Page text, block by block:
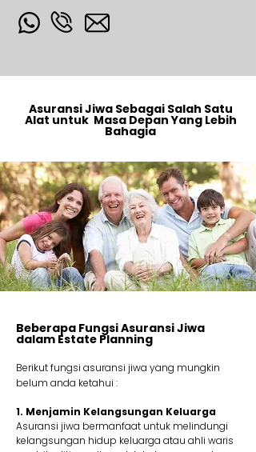
Asuransi Jiwa Sebagai Salah Satu
Alat untuk Masa Depan Yang Lebih
Bahagia
Beberapa Fungsi Asuransi Jiwa
dalam Estate Planning
Berikut fungsi asuransi jiwa yang mungkin
belum anda ketahui :
1. Menjamin Kelangsungan Keluarga
Asuransi jiwa bermanfaat untuk melindungi
kelangsungan hidup keluarga atau ahli waris